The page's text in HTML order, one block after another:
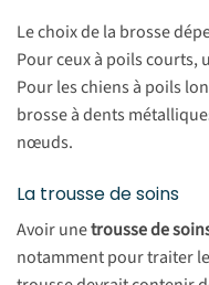
Le choix de la brosse
Pour ceux à poils courts,
Pour les chiens à poils
brosse à dents
nœuds.
La trousse de soins
Avoir unetrousse de
notamment pour traiter